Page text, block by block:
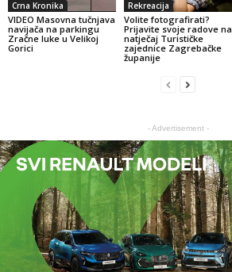
Crna Kronika
VIDEO Masovna tučnjava
navijača na parkingu
Zračne luke u Velikoj
Gorici
Rekreacija
Volite fotografirati?
Prijavite svoje radove na
natječaj Turističke
zajednice Zagrebačke
županije
- Advertisement -